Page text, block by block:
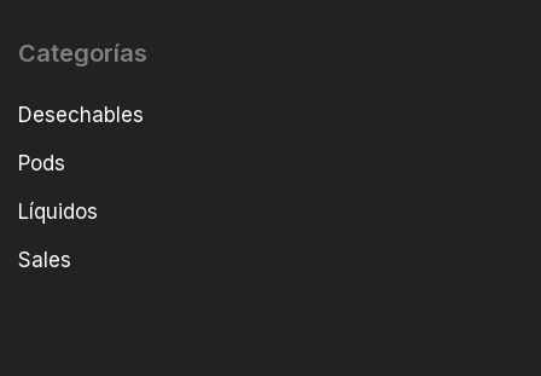
Categorías
Desechables
Pods
Líquidos
Sales